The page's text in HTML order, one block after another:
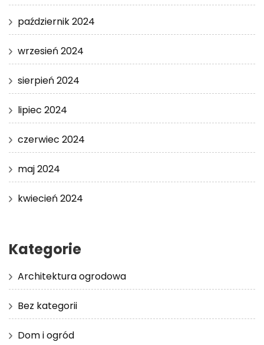
październik 2024
wrzesień 2024
sierpień 2024
lipiec 2024
czerwiec 2024
maj 2024
kwiecień 2024
Kategorie
Architektura ogrodowa
Bez kategorii
Dom i ogród